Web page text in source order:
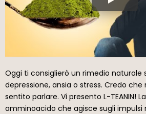
Oggi ti consiglierò un rimedio naturale
depressione, ansia o stress. Credo
sentito parlare. Vi presento L-TEANIN!
amminoacido che agisce sugli impulsi